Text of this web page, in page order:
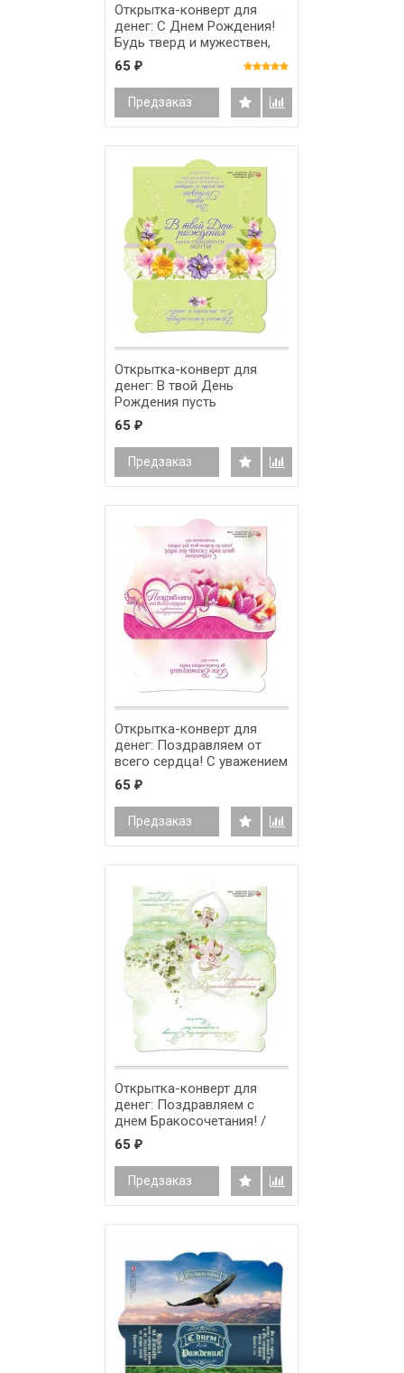
Открытка-конверт для
денег: C Днем Рождения!
Будь тверд и мужествен,
ибо с тобою Господь! /
ПК-018/
65 ₽
Предзаказ
Открытка-конверт для
денег: В твой День
Рождения пусть
сбываются мечты! /
ПК-012/
65 ₽
Предзаказ
Открытка-конверт для
денег: Поздравляем от
всего сердца! С уважением
и благодарностью /
ПК-008/
65 ₽
Предзаказ
Открытка-конверт для
денег: Поздравляем с
днем Бракосочетания! /
ПК-007/
65 ₽
Предзаказ